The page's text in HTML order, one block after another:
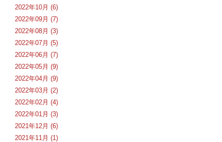
2022年10月 (6)
2022年09月 (7)
2022年08月 (3)
2022年07月 (5)
2022年06月 (7)
2022年05月 (9)
2022年04月 (9)
2022年03月 (2)
2022年02月 (4)
2022年01月 (3)
2021年12月 (6)
2021年11月 (1)